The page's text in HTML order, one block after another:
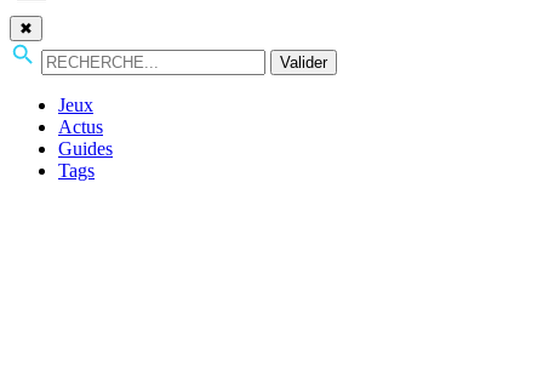
✖
Valider
Jeux
Actus
Guides
Tags